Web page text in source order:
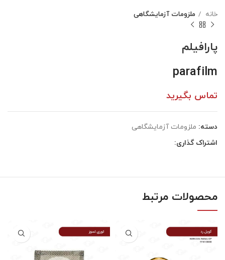
خانه ملزومات آزمایشگاهی
پارافیلم
parafilm
تماس بگیرید
دسته: ملزومات آزمایشگاهی
اشتراک گذاری:
محصولات مرتبط